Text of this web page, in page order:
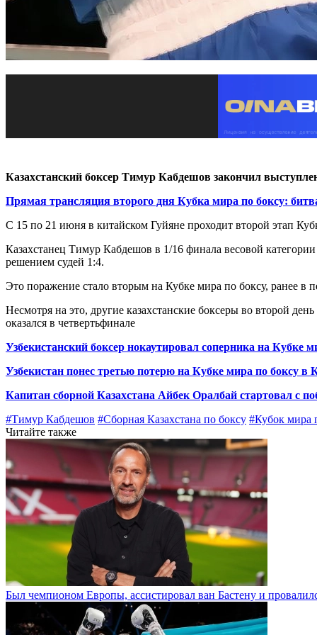
Казахстанский боксер Тимур Кабдешов закончил
Прямая трансляция второго дня Кубка мира по боксу:
С 15 по 21 июня в китайском Гуйяне проходит второй этап
Казахстанец Тимур Кабдешов в 1/16 финала весовой
решением судей 1:4.
Это поражение стало вторым на Кубке мира по боксу, ранее
Несмотря на это, другие казахстанские боксеры во второй
оказался в четвертьфинале
Узбекистанский боксер нокаутировал соперника на Кубке
Узбекистан понес третью потерю на Кубке мира по боксу в
Капитан сборной Казахстана Айбек Оралбай стартовал с
#Тимур Кабдешов #Сборная Казахстана по боксу #Кубок мира
Читайте также
Был чемпионом Европы, ассистировал ван Бастену и